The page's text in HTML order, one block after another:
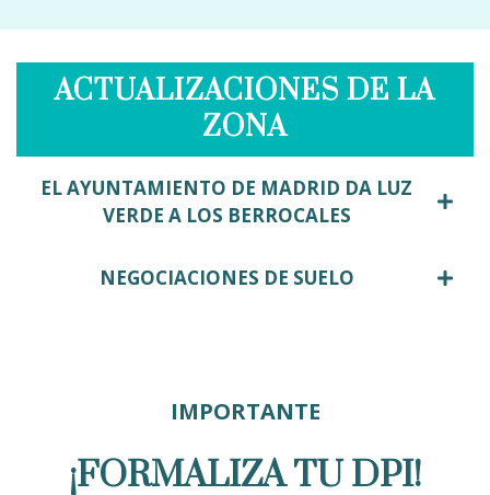
ACTUALIZACIONES DE LA
ZONA
EL AYUNTAMIENTO DE MADRID DA LUZ
VERDE A LOS BERROCALES
NEGOCIACIONES DE SUELO
IMPORTANTE
¡FORMALIZA TUDPI!